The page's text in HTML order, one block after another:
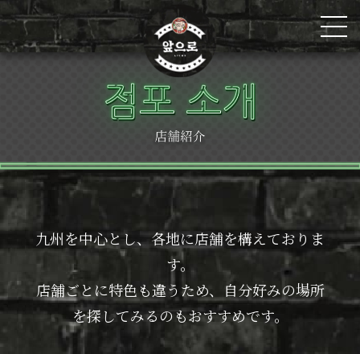
店
舗
紹
九州を中心とし、各地に店舗を構えておりま
す。
店舗ごとに特色も違うため、自分好みの場所
を探してみるのもおすすめです。